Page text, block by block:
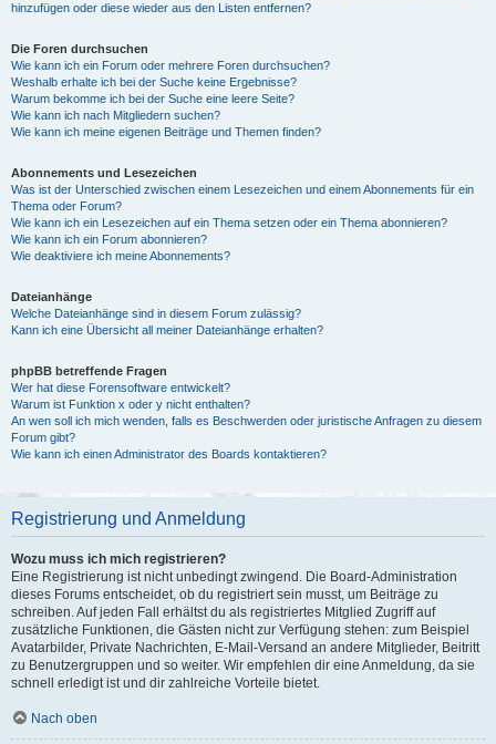
hinzufügen oder diese wieder aus den Listen entfernen?
Die Foren durchsuchen
Wie kann ich ein Forum oder mehrere Foren durchsuchen?
Weshalb erhalte ich bei der Suche keine Ergebnisse?
Warum bekomme ich bei der Suche eine leere Seite?
Wie kann ich nach Mitgliedern suchen?
Wie kann ich meine eigenen Beiträge und Themen finden?
Abonnements und Lesezeichen
Was ist der Unterschied zwischen einem Lesezeichen und einem Abonnements für ein
Thema oder Forum?
Wie kann ich ein Lesezeichen auf ein Thema setzen oder ein Thema abonnieren?
Wie kann ich ein Forum abonnieren?
Wie deaktiviere ich meine Abonnements?
Dateianhänge
Welche Dateianhänge sind in diesem Forum zulässig?
Kann ich eine Übersicht all meiner Dateianhänge erhalten?
phpBB betreffende Fragen
Wer hat diese Forensoftware entwickelt?
Warum ist Funktion x oder y nicht enthalten?
An wen soll ich mich wenden, falls es Beschwerden oder juristische Anfragen zu diesem
Forum gibt?
Wie kann ich einen Administrator des Boards kontaktieren?
Registrierung und Anmeldung
Wozu muss ich mich registrieren?
Eine Registrierung ist nicht unbedingt zwingend. Die Board-Administration
dieses Forums entscheidet, ob du registriert sein musst, um Beiträge zu
schreiben. Auf jeden Fall erhältst du als registriertes Mitglied Zugriff auf
zusätzliche Funktionen, die Gästen nicht zur Verfügung stehen: zum Beispiel
Avatarbilder, Private Nachrichten, E-Mail-Versand an andere Mitglieder, Beitritt
zu Benutzergruppen und so weiter. Wir empfehlen dir eine Anmeldung, da sie
schnell erledigt ist und dir zahlreiche Vorteile bietet.
Nach oben